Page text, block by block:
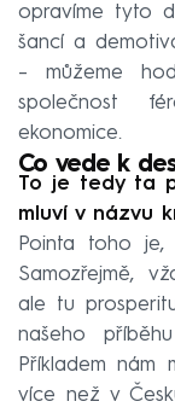
opravíme tyto
šancí a
– můžeme
společnost
ekonomice.
Co vede k
To je tedy ta
mluví v názvu
Pointa toho
Samozřejmě,
ale tu
našeho
Příkladem nám
více než v